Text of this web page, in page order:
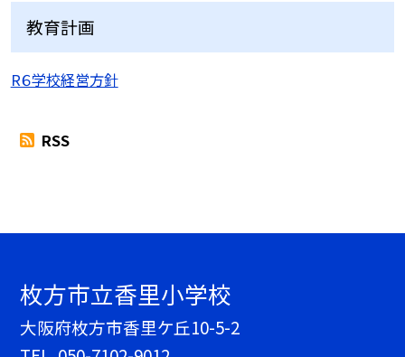
教育計画
R６学校経営方針
RSS
枚方市立香里小学校
大阪府枚方市香里ケ丘10-5-2